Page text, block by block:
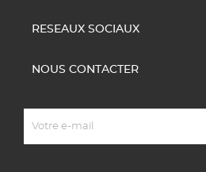
RESEAUX SOCIAUX
NOUS CONTACTER